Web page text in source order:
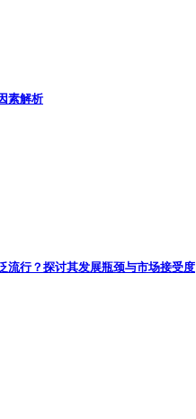
素解析
流行？探讨其发展瓶颈与市场接受度